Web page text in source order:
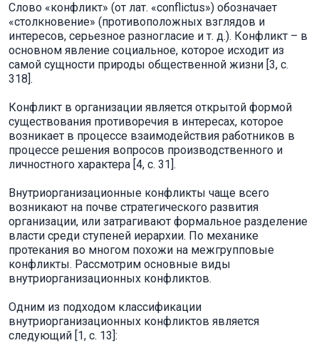
Слово «конфликт» (от лат. «conflictus») обозначает
«столкновение» (противоположных взглядов и
интересов, серьезное разногласие и т. д.). Конфликт – в
основном явление социальное, которое исходит из
самой сущности природы общественной жизни [3, с.
318].
Конфликт в организации является открытой формой
существования противоречия в интересах, которое
возникает в процессе взаимодействия работников в
процессе решения вопросов производственного и
личностного характера [4, с. 31].
Внутриорганизационные конфликты чаще всего
возникают на почве стратегического развития
организации, или затрагивают формальное разделение
власти среди ступеней иерархии. По механике
протекания во многом похожи на межгрупповые
конфликты. Рассмотрим основные виды
внутриорганизационных конфликтов.
Одним из подходом классификации
внутриорганизационных конфликтов является
следующий [1, с. 13]: